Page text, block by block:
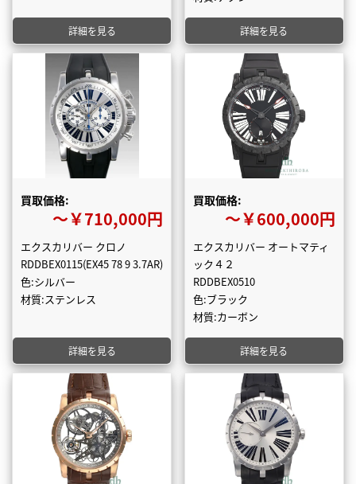
詳細を見る 詳細を見る
買取価格:
〜￥710,000円
エクスカリバー クロノ
RDDBEX0115(EX45 78 9 3.7AR)
色:シルバー
材質:ステンレス
詳細を見る
買取価格:
〜￥600,000円
エクスカリバー オートマティ
ック４２
RDDBEX0510
色:ブラック
材質:カーボン
詳細を見る